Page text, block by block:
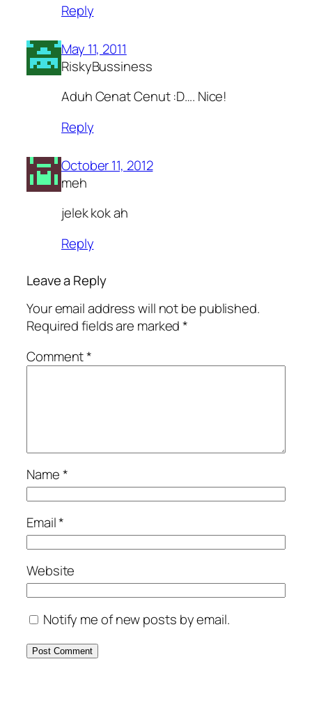
Reply
May 11, 2011
RiskyBussiness
Aduh Cenat Cenut :D…. Nice!
Reply
October 11, 2012
meh
jelek kok ah
Reply
Leave a Reply
Your email address will not be published.
Required fields are marked*
Comment*
Name*
Email*
Website
Notify me of new posts by email.